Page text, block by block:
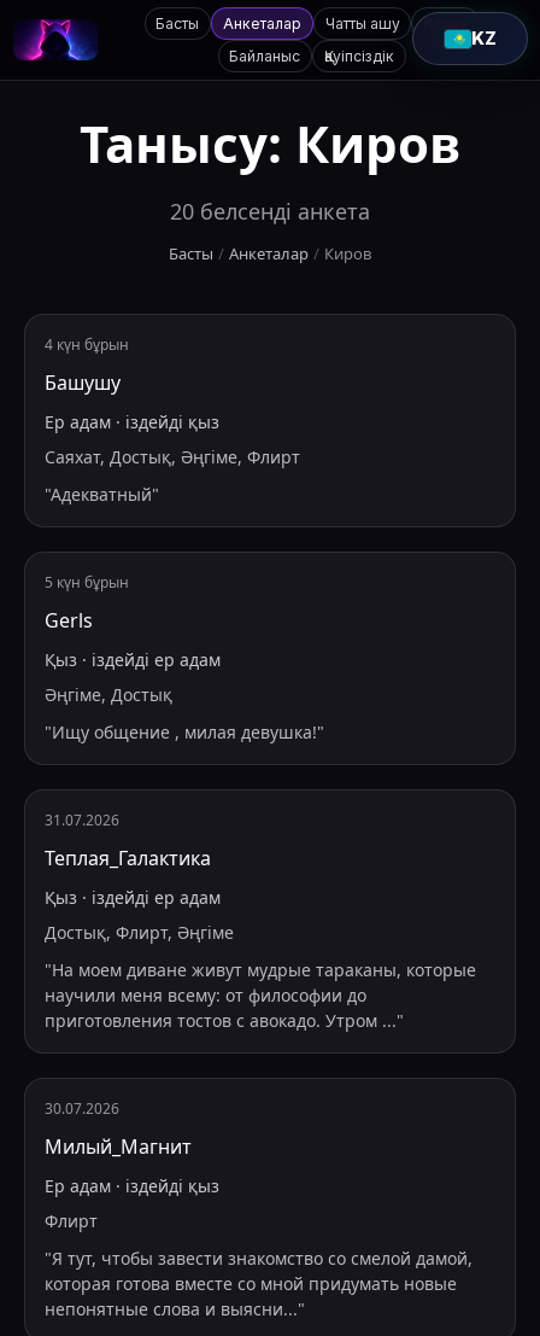
Басты Анкеталар Чатты ашу
Қолдау
Байланыс
Қауіпсіздік
KZ
Танысу: Киров
20 белсенді анкета
Басты / Анкеталар / Киров
4 күн бұрын
Башушу
Ер адам · іздейді қыз
Саяхат, Достық, Әңгіме, Флирт
"Адекватный"
5 күн бұрын
Gerls
Қыз · іздейді ер адам
Әңгіме, Достық
"Ищу общение , милая девушка!"
31.07.2026
Теплая_Галактика
Қыз · іздейді ер адам
Достық, Флирт, Әңгіме
"На моем диване живут мудрые тараканы, которые
научили меня всему: от философии до
приготовления тостов с авокадо. Утром ..."
30.07.2026
Милый_Магнит
Ер адам · іздейді қыз
Флирт
"Я тут, чтобы завести знакомство со смелой дамой,
которая готова вместе со мной придумать новые
непонятные слова и выясни..."